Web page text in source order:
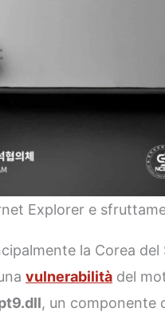
Explorer e
la Corea del
vulnerabilità del
, un componente